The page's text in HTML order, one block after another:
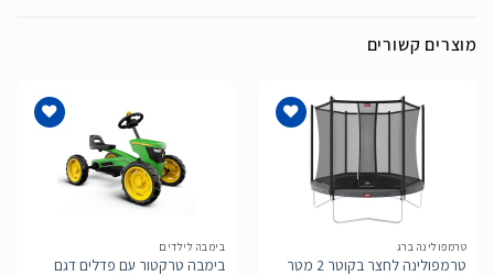
מוצרים קשורים
טרמפולינה ברג
טרמפולינה לחצר בקוטר 2 מטר
בימבה לילדים
בימבה טרקטור עם פדלים דגם